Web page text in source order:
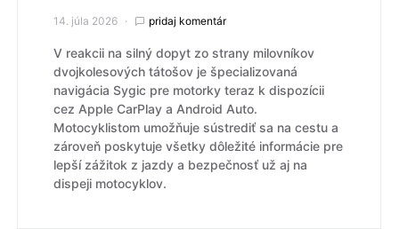
14. júla 2026 pridaj komentár
V reakcii na silný dopyt zo strany milovníkov
dvojkolesových tátošov je špecializovaná
navigácia Sygic pre motorky teraz k dispozícii
cez Apple CarPlay a Android Auto.
Motocyklistom umožňuje sústrediť sa na cestu a
zároveň poskytuje všetky dôležité informácie pre
lepší zážitok z jazdy a bezpečnosť už aj na
dispeji motocyklov.